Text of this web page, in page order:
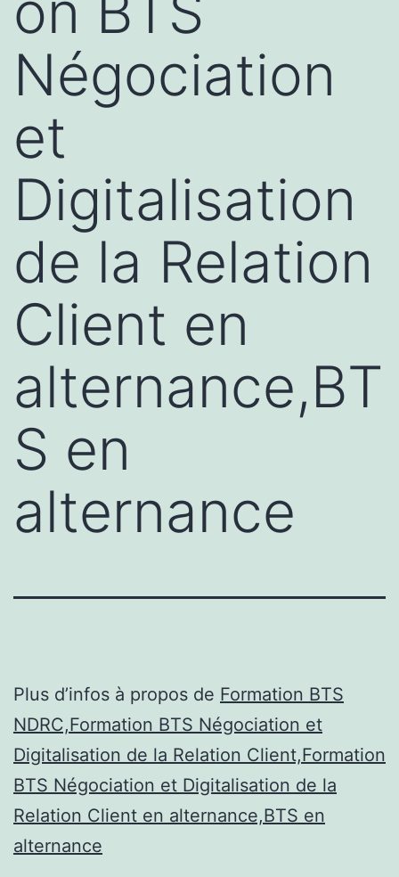
Négociation
et
Digitalisation
de la Relation
Client en
alternance,BT
S en
alternance
Plus d’infos à propos de Formation BTS
NDRC,Formation BTS Négociation et
Digitalisation de la Relation Client,Formation
BTS Négociation et Digitalisation de la
Relation Client en alternance,BTS en
alternance